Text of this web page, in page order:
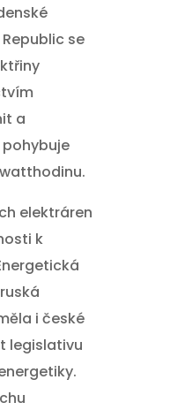
se
a
elektráren
k
i české
legislativu